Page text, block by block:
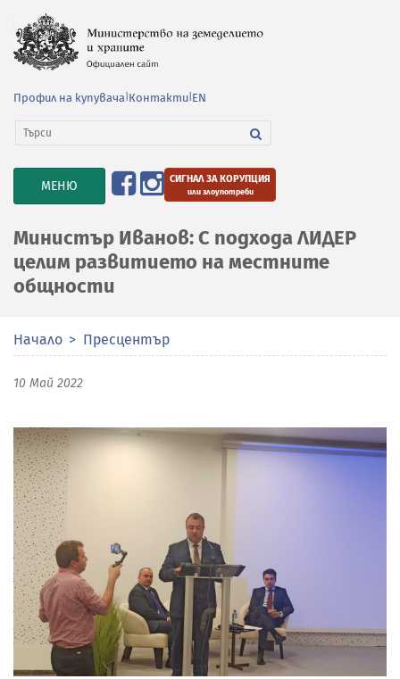
Профил на купувача Контакти EN
TOGGLE
NAVIGATION
МЕНЮ СИГНАЛ ЗА КОРУПЦИЯ
или злоупотреби
Министър Иванов: С подхода ЛИДЕР
целим развитието на местните
общности
Начало Пресцентър
10 Май 2022